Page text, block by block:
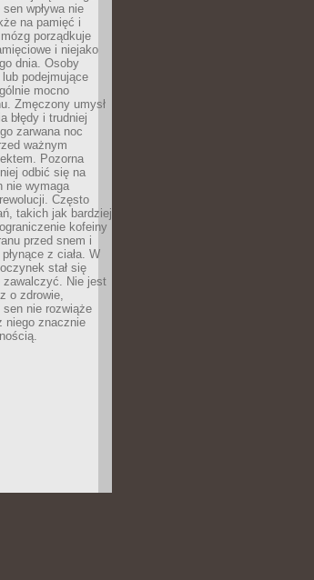
wpływa nie
na pamięć i
porządkuje
i niejako
dnia. Osoby
podejmujące
mocno
Zmęczony umysł
błędy i trudniej
zarwana noc
ważnym
Pozorna
odbić się na
nie wymaga
Często
takich jak bardziej
kofeiny
przed snem i
z ciała. W
stał się
Nie jest
o zdrowie,
sen nie rozwiąże
niego znacznie